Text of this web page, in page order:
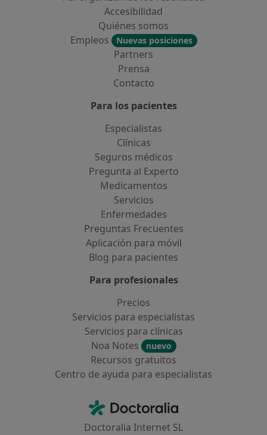
Accesibilidad
Quiénes somos
Empleos
Nuevas posiciones
Partners
Prensa
Contacto
Para los pacientes
Especialistas
Clínicas
Seguros médicos
Pregunta al Experto
Medicamentos
Servicios
Enfermedades
Preguntas Frecuentes
Aplicación para móvil
Blog para pacientes
Para profesionales
Precios
Servicios para especialistas
Servicios para clínicas
Noa Notes
nuevo
Recursos gratuitos
Centro de ayuda para especialistas
Doctoralia - Página de inicio
Doctoralia Internet SL